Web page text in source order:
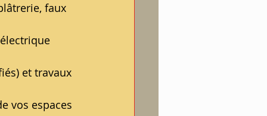
faux
et travaux
vos espaces